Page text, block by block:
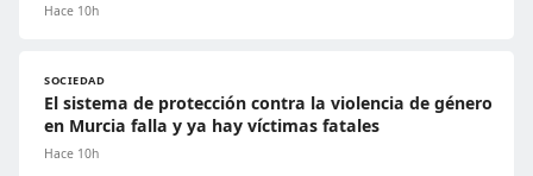
Hace 10h
SOCIEDAD
El sistema de protección contra la violencia de género
en Murcia falla y ya hay víctimas fatales
Hace 10h